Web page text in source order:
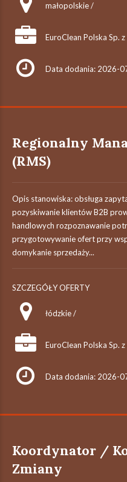
małopolskie /
EuroClean Polska Sp. z
Data dodania: 2026-
Regionalny
(RMS)
Opis stanowiska: obsługa
pozyskiwanie klientów B2B
handlowych rozpoznawanie
przygotowywanie ofert przy
domykanie sprzedaży...
SZCZEGÓŁY OFERTY
łódzkie /
EuroClean Polska Sp. z
Data dodania: 2026-
Koordynator /
Zmiany